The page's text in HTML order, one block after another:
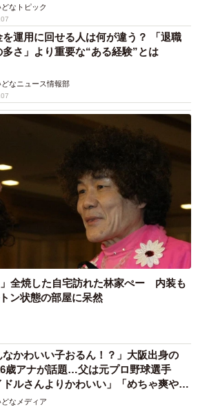
どなトピック
を運用に回せる人は何が違う？ 「退職
多さ」より重要な“ある経験”とは
どなニュース情報部
」全焼した自宅訪れた林家ぺー 内装も
ン状態の部屋に呆然
なかわいい子おるん！？」大阪出身の
歳アナが話題…父は元プロ野球選手
ドルさんよりかわいい」「めちゃ爽や
どなメディア